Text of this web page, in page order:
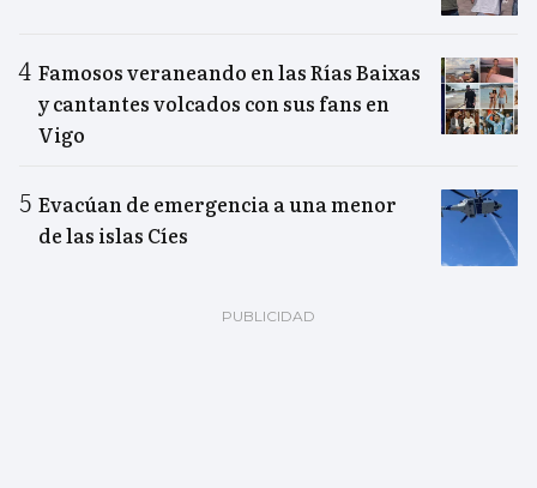
Famosos veraneando en las Rías Baixas
y cantantes volcados con sus fans en
Vigo
Evacúan de emergencia a una menor
de las islas Cíes